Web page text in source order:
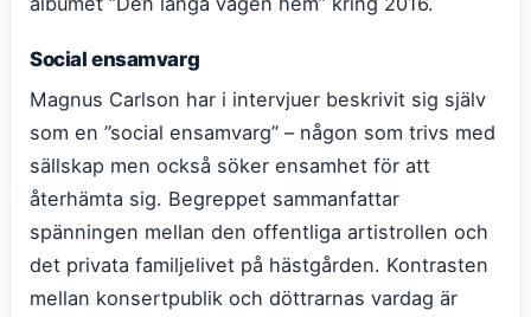
Social ensamvarg
Magnus Carlson har i intervjuer beskrivit sig själv
som en ”social ensamvarg” – någon som trivs med
sällskap men också söker ensamhet för att
återhämta sig. Begreppet sammanfattar
spänningen mellan den offentliga artistrollen och
det privata familjelivet på hästgården. Kontrasten
mellan konsertpublik och döttrarnas vardag är